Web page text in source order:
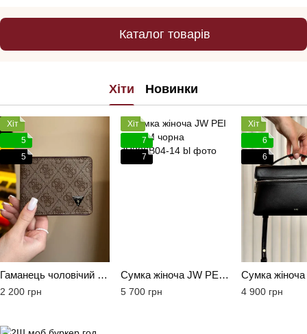
Каталог товарів
Хіти Новинки
Хіт
5
5
Гаманець чоловічий Guess Jared коричневий лого
2 200 грн
Хіт
7
7
Сумка жіноча JW PEI Hana M чорна
5 700 грн
Хіт
6
6
4 900 грн